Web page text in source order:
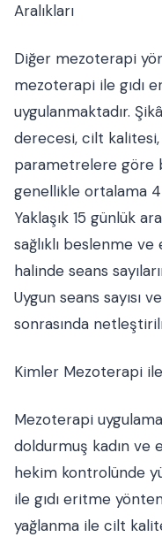
Aralıkları
Diğer mezoterapi
mezoterapi ile gıdı
uygulanmaktadır.
derecesi, cilt
parametrelere göre
genellikle ortalama 4
Yaklaşık 15 günlük
sağlıklı beslenme
halinde seans
Uygun seans sayısı
sonrasında
Kimler Mezoterapi
Mezoterapi
doldurmuş kadın
hekim kontrolünde
ile gıdı eritme
yağlanma ile cilt